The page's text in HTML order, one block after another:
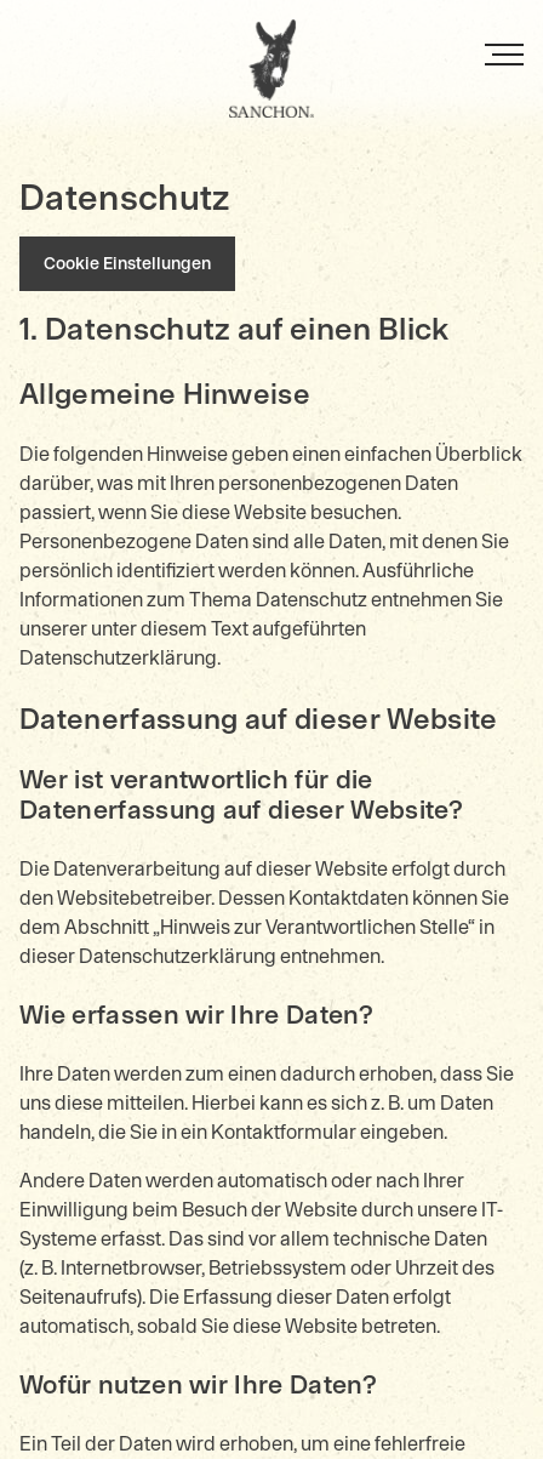
Datenschutz
Cookie Einstellungen
1. Datenschutz auf einen Blick
Allgemeine Hinweise
Die folgenden Hinweise geben einen einfachen Überblick
darüber, was mit Ihren personenbezogenen Daten
passiert, wenn Sie diese Website besuchen.
Personenbezogene Daten sind alle Daten, mit denen Sie
persönlich identifiziert werden können. Ausführliche
Informationen zum Thema Datenschutz entnehmen Sie
unserer unter diesem Text aufgeführten
Datenschutzerklärung.
Datenerfassung auf dieser Website
Wer ist verantwortlich für die
Datenerfassung auf dieser Website?
Die Datenverarbeitung auf dieser Website erfolgt durch
den Websitebetreiber. Dessen Kontaktdaten können Sie
dem Abschnitt „Hinweis zur Verantwortlichen Stelle“ in
dieser Datenschutzerklärung entnehmen.
Wie erfassen wir Ihre Daten?
Ihre Daten werden zum einen dadurch erhoben, dass Sie
uns diese mitteilen. Hierbei kann es sich z. B. um Daten
handeln, die Sie in ein Kontaktformular eingeben.
Andere Daten werden automatisch oder nach Ihrer
Einwilligung beim Besuch der Website durch unsere IT-
Systeme erfasst. Das sind vor allem technische Daten
(z. B. Internetbrowser, Betriebssystem oder Uhrzeit des
Seitenaufrufs). Die Erfassung dieser Daten erfolgt
automatisch, sobald Sie diese Website betreten.
Wofür nutzen wir Ihre Daten?
Ein Teil der Daten wird erhoben, um eine fehlerfreie